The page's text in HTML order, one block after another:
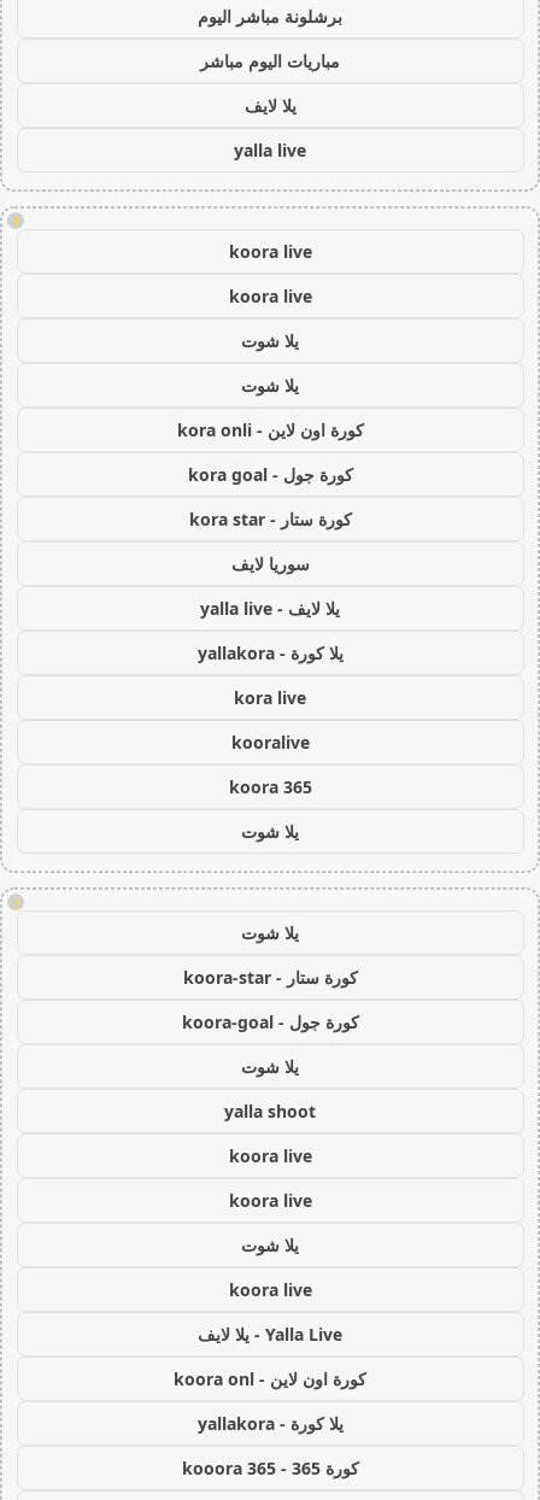
برشلونة مباشر اليوم
مباريات اليوم مباشر
يلا لايف
yalla live
!
koora live
koora live
يلا شوت
يلا شوت
كورة اون لاين - kora onli
كورة جول - kora goal
كورة ستار - kora star
سوريا لايف
يلا لايف - yalla live
يلا كورة - yallakora
kora live
kooralive
koora 365
يلا شوت
!
يلا شوت
كورة ستار - koora-star
كورة جول - koora-goal
يلا شوت
yalla shoot
koora live
koora live
يلا شوت
koora live
Yalla Live - يلا لايف
كورة اون لاين - koora onl
يلا كورة - yallakora
كورة 365 - kooora 365